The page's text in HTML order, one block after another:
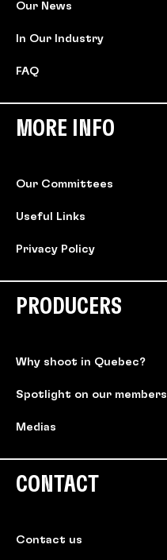
Our News
In Our Industry
FAQ
MORE INFO
Our Committees
Useful Links
Privacy Policy
PRODUCERS
Why shoot in Quebec?
Spotlight on our members
Medias
CONTACT
Contact us